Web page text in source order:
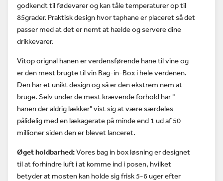
godkendt til fødevarer og kan tåle temperaturer op til
85grader. Praktisk design hvor taphane er placeret så det
passer med at det er nemt at hælde og servere dine
drikkevarer.
Vitop orignal hanen er verdensførende hane til vine og
er den mest brugte til vin Bag-in-Box i hele verdenen.
Den har et unikt design og så er den ekstrem nem at
bruge. Selv under de mest krævende forhold har "
hanen der aldrig lækker" vist sig at være særdeles
pålidelig med en lækagerate på minde end 1 ud af 50
millioner siden den er blevet lanceret.
Øget holdbarhed:Vores bag in box løsning er designet
til at forhindre luft i at komme ind i posen, hvilket
betyder at mosten kan holde sig frisk 5-6 uger efter